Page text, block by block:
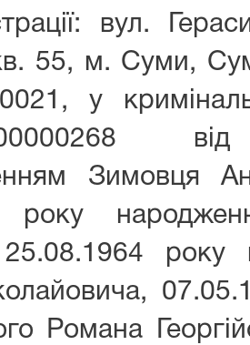
вул.
55, м. Суми,
у
Зимовця
року
25.08.1964 року
Романа